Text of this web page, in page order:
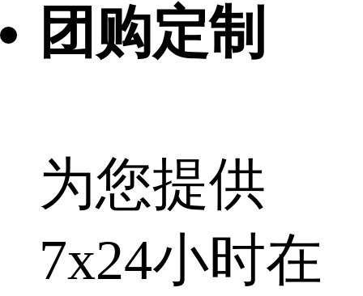
团购定制
为您提供
7x24小时在